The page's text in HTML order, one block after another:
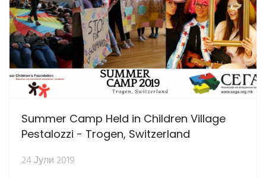
Summer Camp Held in Children Village
Pestalozzi - Trogen, Switzerland
24 Јули 2019